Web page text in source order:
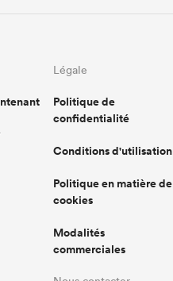
Légale
Politique de
confidentialité
Conditions d'utilisation
Politique en matière de
cookies
Modalités
commerciales